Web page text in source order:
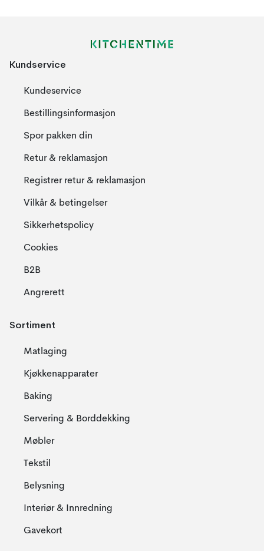
Kundservice
Kundeservice
Bestillingsinformasjon
Spor pakken din
Retur & reklamasjon
Registrer retur & reklamasjon
Vilkår & betingelser
Sikkerhetspolicy
Cookies
B2B
Angrerett
Sortiment
Matlaging
Kjøkkenapparater
Baking
Servering & Borddekking
Møbler
Tekstil
Belysning
Interiør & Innredning
Gavekort